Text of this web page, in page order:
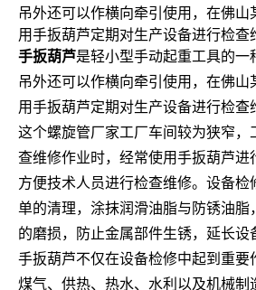
吊外还可以作横向牵引使用，在佛山
用手扳葫芦定期对生产设备进行检查
手扳葫芦是轻小型手动起重工具的一
吊外还可以作横向牵引使用，在佛山
用手扳葫芦定期对生产设备进行检查
这个螺旋管厂家工厂车间较为狭窄，
查维修作业时，经常使用手扳葫芦进
方便技术人员进行检查维修。设备检
单的清理，涂抹润滑油脂与防锈油脂
的磨损，防止金属部件生锈，延长设
手扳葫芦不仅在设备检修中起到重要
煤气、供热、热水、水利以及机械制